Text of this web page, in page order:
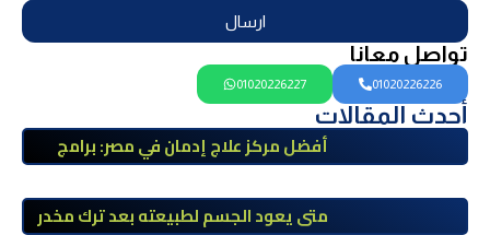
ارسال
تواصل معانا
01020226226
01020226227
أحدث المقالات
أفضل مركز علاج إدمان في مصر: برامج
طبي
متى يعود الجسم لطبيعته بعد ترك مخدر